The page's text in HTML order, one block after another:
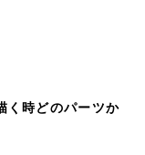
く時どのパーツか